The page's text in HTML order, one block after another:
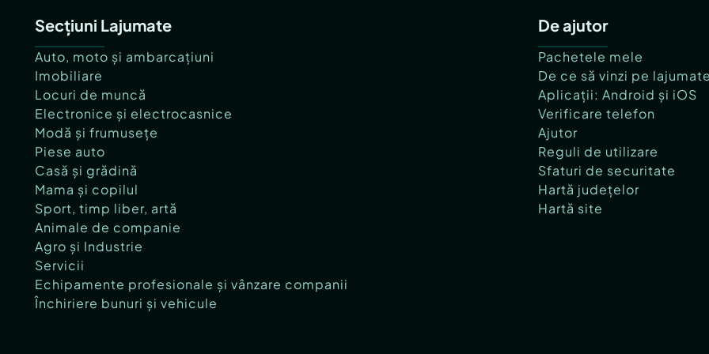
Număr Băi:1
Secțiuni Lajumate
Auto, moto și ambarcațiuni
Imobiliare
Locuri de muncă
Electronice și electrocasnice
Modă și frumusețe
Piese auto
Casă și grădină
Mama și copilul
Sport, timp liber, artă
Animale de companie
Agro și Industrie
Servicii
Echipamente profesionale și vânzare companii
Închiriere bunuri și vehicule
De ajutor
Pachetele mele
De ce să vinzi pe
Aplicații: Android și iOS
Verificare telefon
Ajutor
Reguli de utilizare
Sfaturi de securitate
Hartă județelor
Hartă site